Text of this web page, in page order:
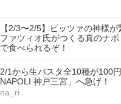
【2/3〜2/5】ピッツァの神様
ファツィオ氏がつくる真のナ
で食べられるぞ！
2/1から生パスタ全10種が100
NAPOLI 神戸三宮」へ急げ！
na_ri